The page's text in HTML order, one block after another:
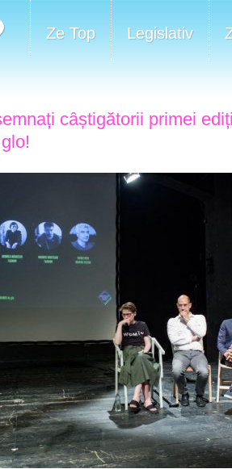
Ze Top Legislativ
câștigătorii primei